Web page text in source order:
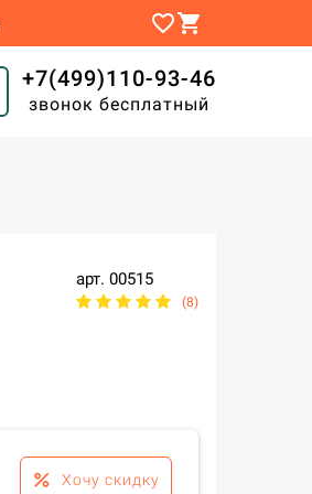
favorite_bordershopping_cart
+7(499)110-93-46
звонок бесплатный
арт. 00515
(8)
percent
Хочу скидку